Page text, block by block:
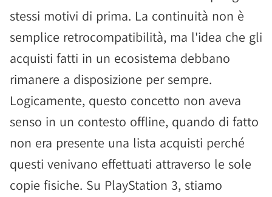
stessi motivi di prima. La continuità non è
semplice retrocompatibilità, ma l'idea che gli
acquisti fatti in un ecosistema debbano
rimanere a disposizione per sempre.
Logicamente, questo concetto non aveva
senso in un contesto offline, quando di fatto
non era presente una lista acquisti perché
questi venivano effettuati attraverso le sole
copie fisiche. Su PlayStation 3, stiamo